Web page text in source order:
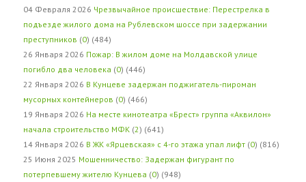
04 Февраля 2026 Чрезвычайное происшествие: Перестрелка в
подъезде жилого дома на Рублевском шоссе при задержании
преступников (0) (484)
26 Января 2026 Пожар: В жилом доме на Молдавской улице
погибло два человека (0) (446)
22 Января 2026 В Кунцеве задержан поджигатель-пироман
мусорных контейнеров (0) (466)
19 Января 2026 На месте кинотеатра «Брест» группа «Аквилон»
начала строительство МФК (2) (641)
14 Января 2026 В ЖК «Ярцевская» с 4-го этажа упал лифт (0) (816)
25 Июня 2025 Мошенничество: Задержан фигурант по
потерпевшему жителю Кунцева (0) (948)